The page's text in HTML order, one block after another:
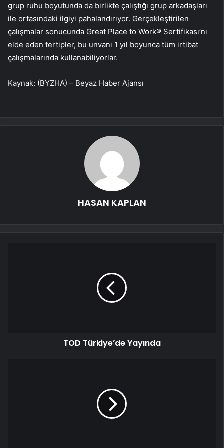
grup ruhu boyutunda da birlikte çalıştığı grup arkadaşları
ile ortasındaki ilgiyi pahalandırıyor. Gerçekleştirilen
çalışmalar sonucunda Great Place to Work® Sertifikası’nı
elde eden tertipler, bu unvanı 1 yıl boyunca tüm irtibat
çalışmalarında kullanabiliyorlar.
Kaynak: (BYZHA) – Beyaz Haber Ajansı
HASAN KAPLAN
TOD Türkiye’de Yayında